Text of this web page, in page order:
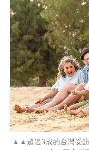
▲▲超過3成的台灣受